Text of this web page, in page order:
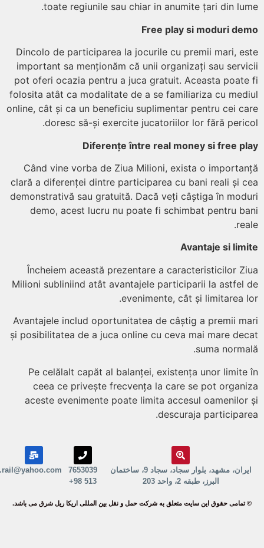
toate regiunile sau chiar in anumite țari din
Free play si moduri
Dincolo de participarea la jocurile cu premii mari,
important sa menționăm că unii organizați sau
pot oferi ocazia pentru a juca gratuit. Aceasta
folosita atât ca modalitate de a se familiariza cu
online, cât și ca un beneficiu suplimentar pentru cei
doresc să-și exercite jucatoriilor lor fără
Diferențe între real money si free
Când vine vorba de Ziua Milioni, exista o
clară a diferenței dintre participarea cu bani reali și
demonstrativă sau gratuită. Dacă veți câștiga în
demo, acest lucru nu poate fi schimbat pentru
Avantaje si
Încheiem această prezentare a caracteristicilor
Milioni subliniind atât avantajele participarii la astfel
evenimente, cât și limitarea
Avantajele includ oportunitatea de câștig a premii
și posibilitatea de a juca online cu ceva mai mare
suma
Pe celălalt capăt al balanței, existența unor
ceea ce privește frecvența la care se pot
aceste evenimente poate limita accesul
descuraja
ایران، مشهد، بلوار سجاد، سجاد 9، ساختمان
البرز، طبقه 2، واحد 203
7653039
erika.rail@yahoo.com
حقوق این سایت متعلق به شرکت حمل و نقل بین المللی اریکا ریل شرق می باشد.